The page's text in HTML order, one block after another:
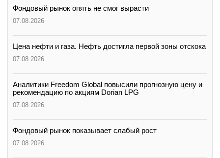
Фондовый рынок опять не смог вырасти
07.08.2026
Цена нефти и газа. Нефть достигла первой зоны отскока
07.08.2026
Аналитики Freedom Global повысили прогнозную цену и
рекомендацию по акциям Dorian LPG
07.08.2026
Фондовый рынок показывает слабый рост
07.08.2026